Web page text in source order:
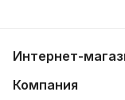
Интернет-
Компания